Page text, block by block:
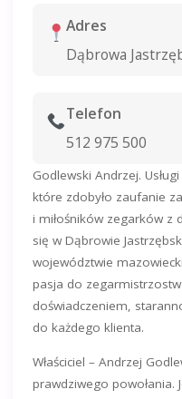
Adres
Dąbrowa
Telefon
512 975 500
Godlewski Andrzej.
które zdobyło zaufanie
i miłośników zegarków z
się w Dąbrowie
województwie
pasja do
doświadczeniem,
do każdego klienta.
Właściciel – Andrzej
prawdziwego powołania.